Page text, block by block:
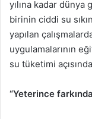
yılına kadar
birinin ciddi su
yapılan
uygulamalarının
su tüketimi
“Yeterince